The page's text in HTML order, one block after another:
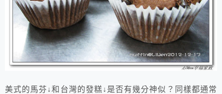
美式的馬芬↓和台灣的發糕↓是否有幾分神似？同樣都通常